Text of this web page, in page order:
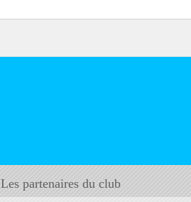
Les partenaires du club